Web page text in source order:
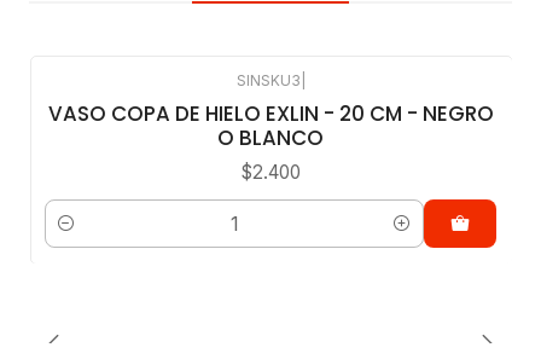
SINSKU3
VASO COPA DE HIELO EXLIN - 20 CM - NEGRO
O BLANCO
$2.400
Cantidad